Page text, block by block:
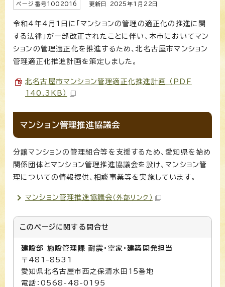
ページ番号1002016 更新日 2025年1月 22 日
令和4年4月1日に「マンションの管理の適正化の推進に関
する法律」が一部改正されたことに伴い、本市においてマン
ションの管理適正化を推進するため、北名古屋市マンション
管理適正化推進計画を策定しました。
北名古屋市マンション管理適正化推進計画 （PDF
140.3KB）
マンション管理推進協議会
分譲マンションの管理組合等を支援するため、愛知県を始め
関係団体とマンション管理推進協議会を設け、マンション管
理についての情報提供、相談事業等を実施しています。
マンション管理推進協議会 （外部リンク）
このページに関する 問合せ
建設部 施設管理課 耐震・空家・建築開発担当
〒481-8531
愛知県北名古屋市西之保清水田15番地
電話：0568-48-0195